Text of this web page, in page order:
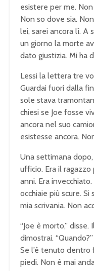
esistere per me.
Non so dove sia.
lei, sarei ancora lì. A
un giorno la morte
dato giustizia. Mi ha
Lessi la lettera tre
Guardai fuori dalla
sole stava
chiesi se Joe fosse
ancora nel suo
esistesse ancora.
Una settimana
ufficio. Era il
anni. Era
occhiaie più scure.
mia scrivania. Non
“Joe è morto,”
dimostrai.
Se l’è tenuto
piedi. Non è mai